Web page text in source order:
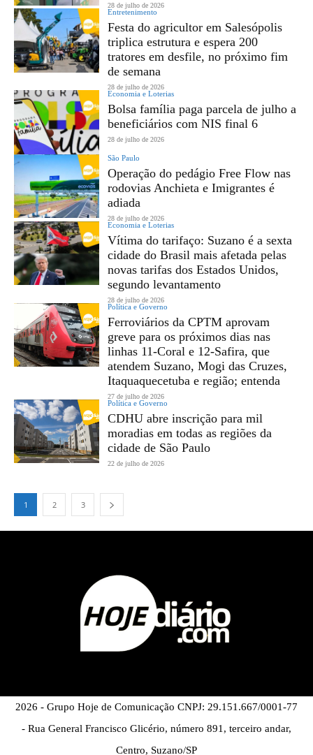
28 de julho de 2026
Entretenimento
Festa do agricultor em Salesópolis
triplica estrutura e espera 200
tratores em desfile, no próximo fim
de semana
28 de julho de 2026
Economia e Loterias
Bolsa família paga parcela de julho a
beneficiários com NIS final 6
28 de julho de 2026
São Paulo
Operação do pedágio Free Flow nas
rodovias Anchieta e Imigrantes é
adiada
28 de julho de 2026
Economia e Loterias
Vítima do tarifaço: Suzano é a sexta
cidade do Brasil mais afetada pelas
novas tarifas dos Estados Unidos,
segundo levantamento
28 de julho de 2026
Política e Governo
Ferroviários da CPTM aprovam
greve para os próximos dias nas
linhas 11-Coral e 12-Safira, que
atendem Suzano, Mogi das Cruzes,
Itaquaquecetuba e região; entenda
27 de julho de 2026
Política e Governo
CDHU abre inscrição para mil
moradias em todas as regiões da
cidade de São Paulo
22 de julho de 2026
1 2 3
2026 - Grupo Hoje de Comunicação CNPJ: 29.151.667/0001-77
- Rua General Francisco Glicério, número 891, terceiro andar,
Centro, Suzano/SP